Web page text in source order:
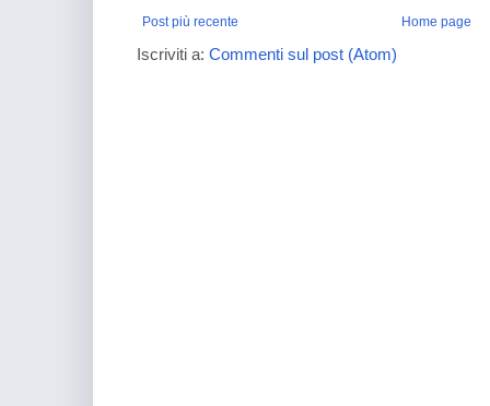
Post più recente Home page
Iscriviti a: Commenti sul post (Atom)